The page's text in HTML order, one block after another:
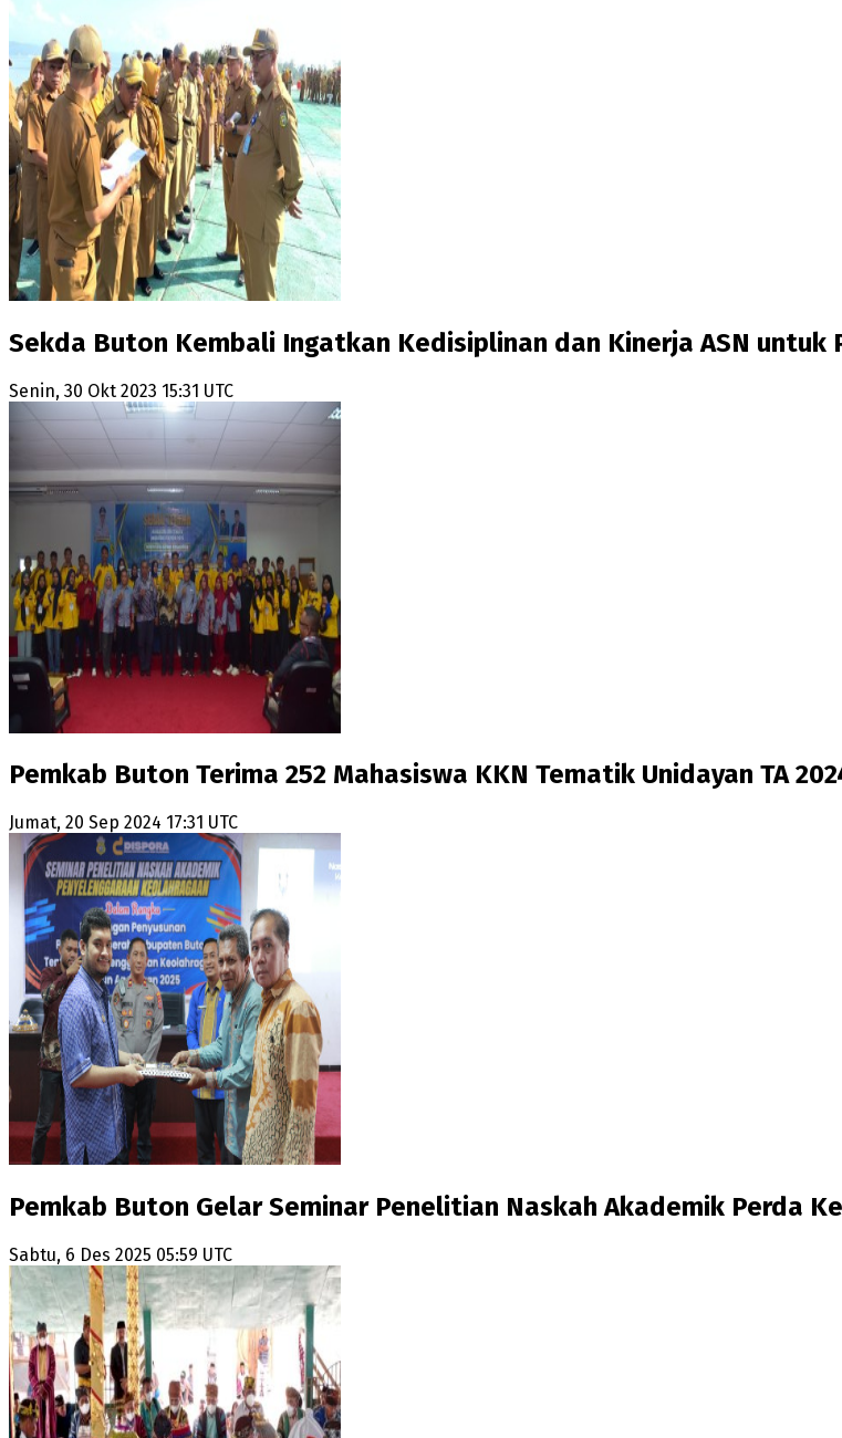
Sekda Buton Kembali Ingatkan Kedisiplinan dan Kinerja ASN untuk
Senin, 30 Okt 2023 15:31 UTC
Pemkab Buton Terima 252 Mahasiswa KKN Tematik Unidayan TA
Jumat, 20 Sep 2024 17:31 UTC
Pemkab Buton Gelar Seminar Penelitian Naskah Akademik Perda
Sabtu, 6 Des 2025 05:59 UTC